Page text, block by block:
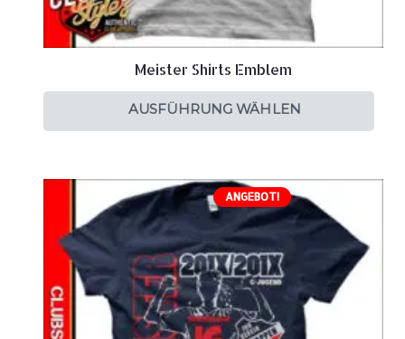
Meister Shirts Emblem
AUSFÜHRUNG WÄHLEN
ANGEBOT!